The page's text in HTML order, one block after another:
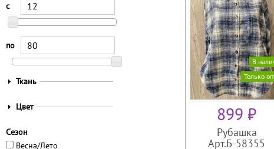
с
по
П
к
а
т
Ткань
П
к
Цвет
Сезон
Весна/Лето
В
Только
899 ₽
Рубашка
Арт.Б-58355